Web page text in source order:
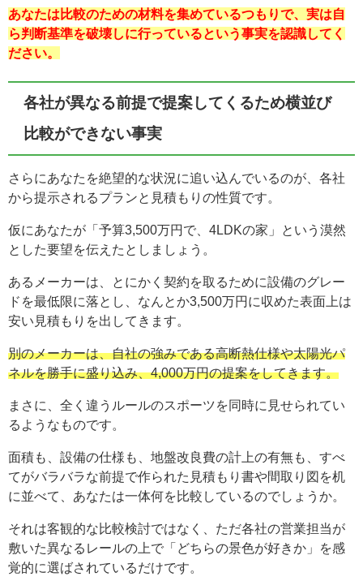
あなたは比較のための材料を集めているつもりで、実は自
ら判断基準を破壊しに行っているという事実を認識してく
ださい。
各社が異なる前提で提案してくるため横並び
比較ができない事実
さらにあなたを絶望的な状況に追い込んでいるのが、各社
から提示されるプランと見積もりの性質です。
仮にあなたが「予算3,500万円で、4LDKの家」という漠然
とした要望を伝えたとしましょう。
あるメーカーは、とにかく契約を取るために設備のグレー
ドを最低限に落とし、なんとか3,500万円に収めた表面上は
安い見積もりを出してきます。
別のメーカーは、自社の強みである高断熱仕様や太陽光パ
ネルを勝手に盛り込み、4,000万円の提案をしてきます。
まさに、全く違うルールのスポーツを同時に見せられてい
るようなものです。
面積も、設備の仕様も、地盤改良費の計上の有無も、すべ
てがバラバラな前提で作られた見積もり書や間取り図を机
に並べて、あなたは一体何を比較しているのでしょうか。
それは客観的な比較検討ではなく、ただ各社の営業担当が
敷いた異なるレールの上で「どちらの景色が好きか」を感
覚的に選ばされているだけです。